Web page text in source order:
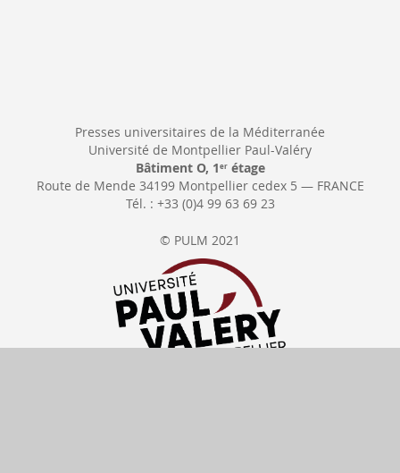
Presses universitaires de la Méditerranée
Université de Montpellier Paul-Valéry
Bâtiment O, 1 erétage
Route de Mende 34199 Montpellier cedex 5 — FRANCE
Tél. : +33 (0)4 99 63 69 23
© PULM 2021